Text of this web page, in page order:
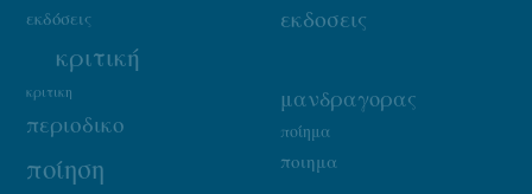
εκδοσεις
εκδόσεις
κριτική
κριτικη μανδραγορας
περιοδικο ποίημα
ποίηση ποιημα